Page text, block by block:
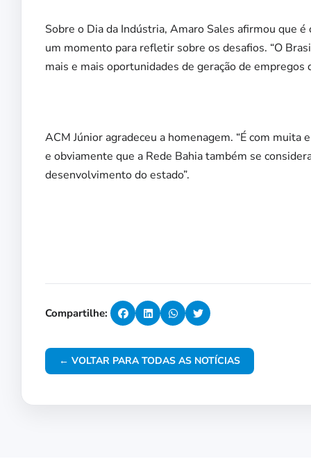
Sobre o Dia da Indústria, Amaro Sales afirmou que
um momento para refletir sobre os desafios. “O
mais e mais oportunidades de geração de empregos
ACM Júnior agradeceu a homenagem. “É com
e obviamente que a Rede Bahia também se
desenvolvimento do estado”.
Compartilhe:
← VOLTAR PARA TODAS AS NOTÍCIAS